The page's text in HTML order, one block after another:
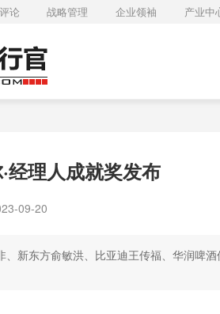
论 战略管理 企业领袖 产业中
经理人成就奖发布
09-20
、新东方俞敏洪、比亚迪王传福、华润啤